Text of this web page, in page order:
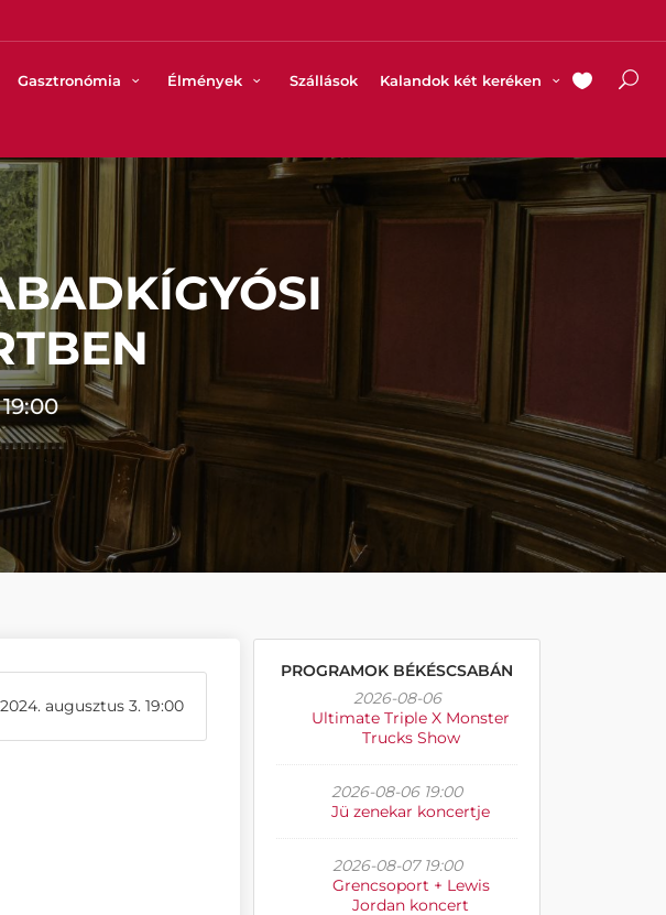
Gasztronómia Élmények Szállások Kalandok két keréken
2024. augusztus 3. 19:00
PROGRAMOK BÉKÉSCSABÁN
2026-08-06
Ultimate Triple X Monster
Trucks Show
2026-08-06 19:00
Jü zenekar koncertje
2026-08-07 19:00
Grencsoport + Lewis
Jordan koncert